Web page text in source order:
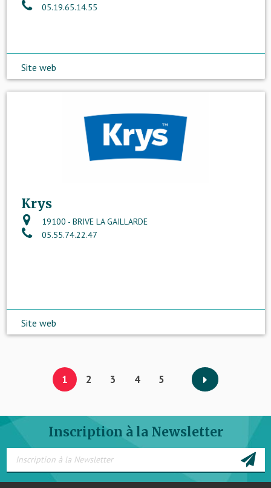
05.19.65.14.55
Site web
Krys
19100 - BRIVE LA GAILLARDE
05.55.74.22.47
Site web
1 2 3 4 5
Inscription à la Newsletter